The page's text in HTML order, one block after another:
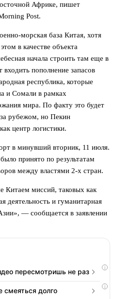
Африке, пишет
Post.
морская база Китая, хотя
в качестве объекта
начала строить там еще в
входить пополнение запасов
республика, которые
и Сомали в рамках
мира. По факту это будет
за рубежом, но Пекин
центр логистики.
в минувший вторник, 11 июля.
принято по результатам
между властями 2-х стран.
Китаем миссий, таковых как
деятельность и гуманитарная
— сообщается в заявлении
i
пересмотришь не раз
i
смеяться долго